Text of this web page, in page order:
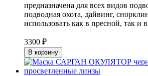
предназначена для всех видов
подводная охота, дайвинг,
использовать как в пресной, так и
3300 ₽
В корзину